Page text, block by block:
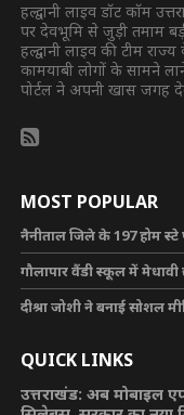
हल्द्वानी लाइव डॉट कॉम
पर देवभूमि से जुड़ी तमाम
हल्द्वानी लाइव की टीम
कामयाबी लोगों के सामने
पोर्टल ने अपनी खास जगह
MOST POPULAR
नैनीताल जिले के 197 होम स्टे
गौलापार वैंडी स्कूल में मेधावी
दीश्रा जोशी ने बनाई सोशल
QUICK LINKS
उत्तराखंड: अब मोबाइल